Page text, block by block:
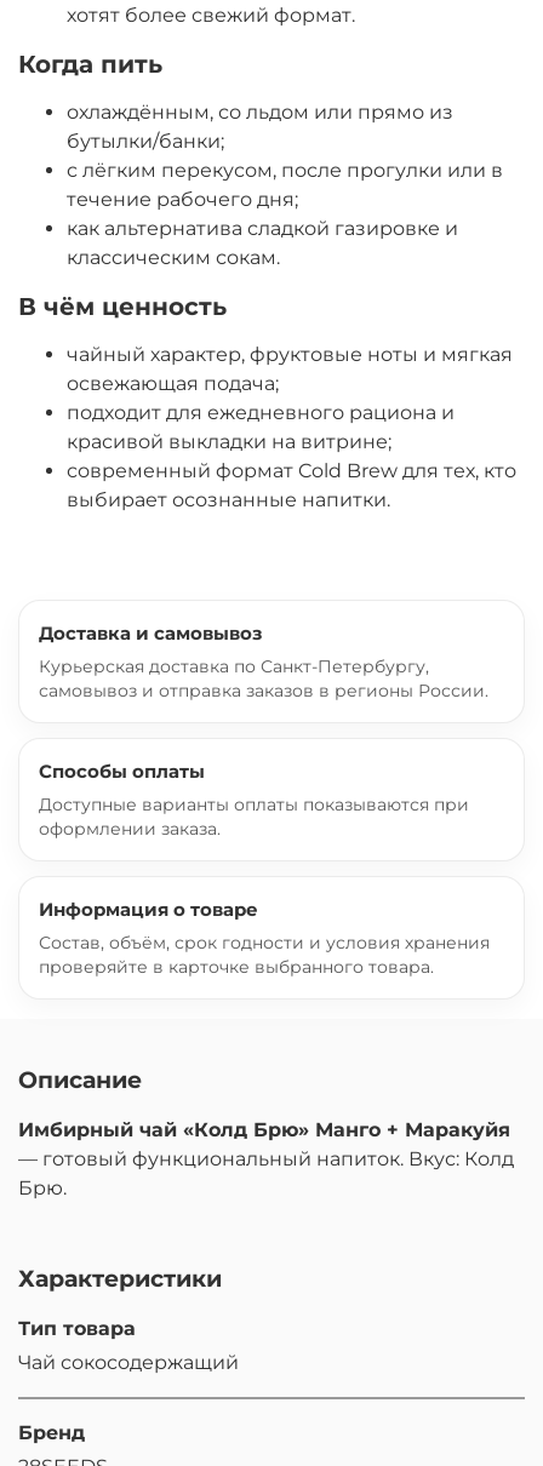
хотят более свежий формат.
Когда пить
охлаждённым, со льдом или прямо из
бутылки/банки;
с лёгким перекусом, после прогулки или в
течение рабочего дня;
как альтернатива сладкой газировке и
классическим сокам.
В чём ценность
чайный характер, фруктовые ноты и мягкая
освежающая подача;
подходит для ежедневного рациона и
красивой выкладки на витрине;
современный формат Cold Brew для тех, кто
выбирает осознанные напитки.
Доставка и самовывоз
Курьерская доставка по Санкт-Петербургу,
самовывоз и отправка заказов в регионы России.
Способы оплаты
Доступные варианты оплаты показываются при
оформлении заказа.
Информация о товаре
Состав, объём, срок годности и условия хранения
проверяйте в карточке выбранного товара.
Описание
Имбирный чай «Колд Брю» Манго + Маракуйя
— готовый функциональный напиток. Вкус: Колд
Брю.
Характеристики
Тип товара
Чай сокосодержащий
Бренд